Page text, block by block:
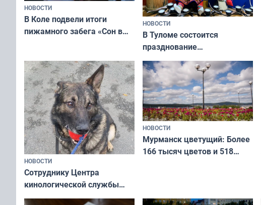
НОВОСТИ
В Коле подвели итоги
пижамного забега «Сон в
НОВОСТИ
В Туломе состоится
празднование
Международного дня
коренных народов мира
НОВОСТИ
Сотруднику Центра
кинологической службы
ищут новый дом
НОВОСТИ
Мурманск цветущий: Более
166 тысяч цветов и 518